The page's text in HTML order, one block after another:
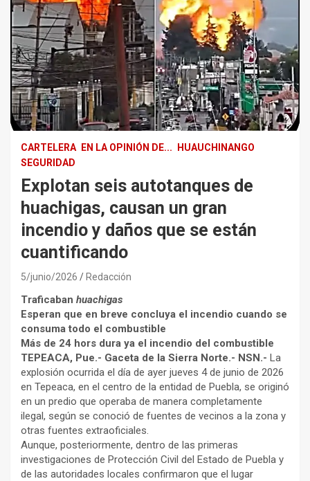
CARTELERA EN LA OPINIÓN DE... HUAUCHINANGO
SEGURIDAD
Explotan seis autotanques de
huachigas, causan un gran
incendio y daños que se están
cuantificando
5/junio/2026 Redacción
Traficaban huachigas
Esperan que en breve concluya el incendio cuando se
consuma todo el combustible
Más de 24 hors dura ya el incendio del combustible
TEPEACA, Pue.- Gaceta de la Sierra Norte.- NSN.- La
explosión ocurrida el día de ayer jueves 4 de junio de 2026
en Tepeaca, en el centro de la entidad de Puebla, se originó
en un predio que operaba de manera completamente
ilegal, según se conoció de fuentes de vecinos a la zona y
otras fuentes extraoficiales.
Aunque, posteriormente, dentro de las primeras
investigaciones de Protección Civil del Estado de Puebla y
de las autoridades locales confirmaron que el lugar